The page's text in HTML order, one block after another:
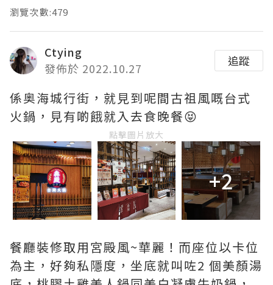
瀏覽次數:479
Ctying
發佈於 2022.10.27
追蹤
係奥海城行街，就見到呢間古祖風嘅台式
火鍋，見有啲餓就入去食晚餐😝
點擊圖片放大
+2
餐廳裝修取用宮殿風~華麗！而座位以卡位
為主，好夠私隱度，坐底就叫咗2 個美顏湯